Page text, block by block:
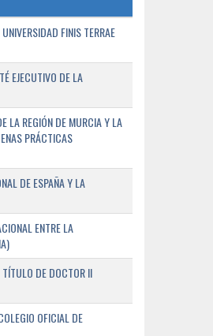
FINIS TERRAE
EJECUTIVO DE LA
LA REGIÓN DE MURCIA Y LA
PRÁCTICAS
DE ESPAÑA Y LA
ENTRE LA
DE DOCTOR II
OFICIAL DE